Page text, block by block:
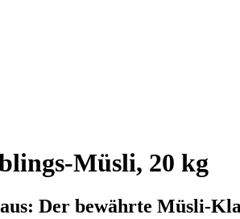
Müsli, 20 kg
Der bewährte Müsli-